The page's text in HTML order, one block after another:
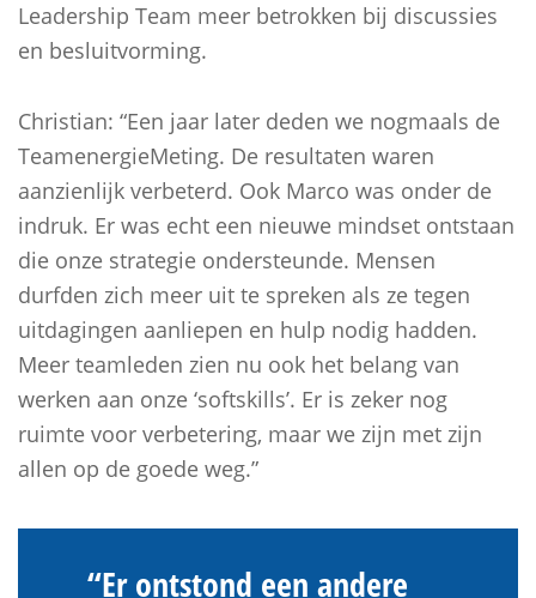
Leadership Team meer betrokken bij discussies
en besluitvorming.
Christian: “Een jaar later deden we nogmaals de
TeamenergieMeting. De resultaten waren
aanzienlijk verbeterd. Ook Marco was onder de
indruk. Er was echt een nieuwe mindset ontstaan
die onze strategie ondersteunde. Mensen
durfden zich meer uit te spreken als ze tegen
uitdagingen aanliepen en hulp nodig hadden.
Meer teamleden zien nu ook het belang van
werken aan onze ‘softskills’. Er is zeker nog
ruimte voor verbetering, maar we zijn met zijn
allen op de goede weg.”
“Er ontstond een andere